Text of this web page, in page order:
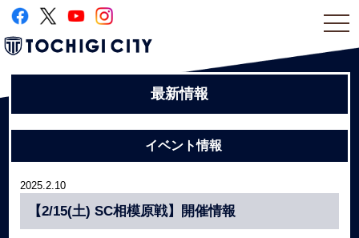
最新情報
イベント情報
2025.2.10
【2/15(土) SC相模原戦】開催情報